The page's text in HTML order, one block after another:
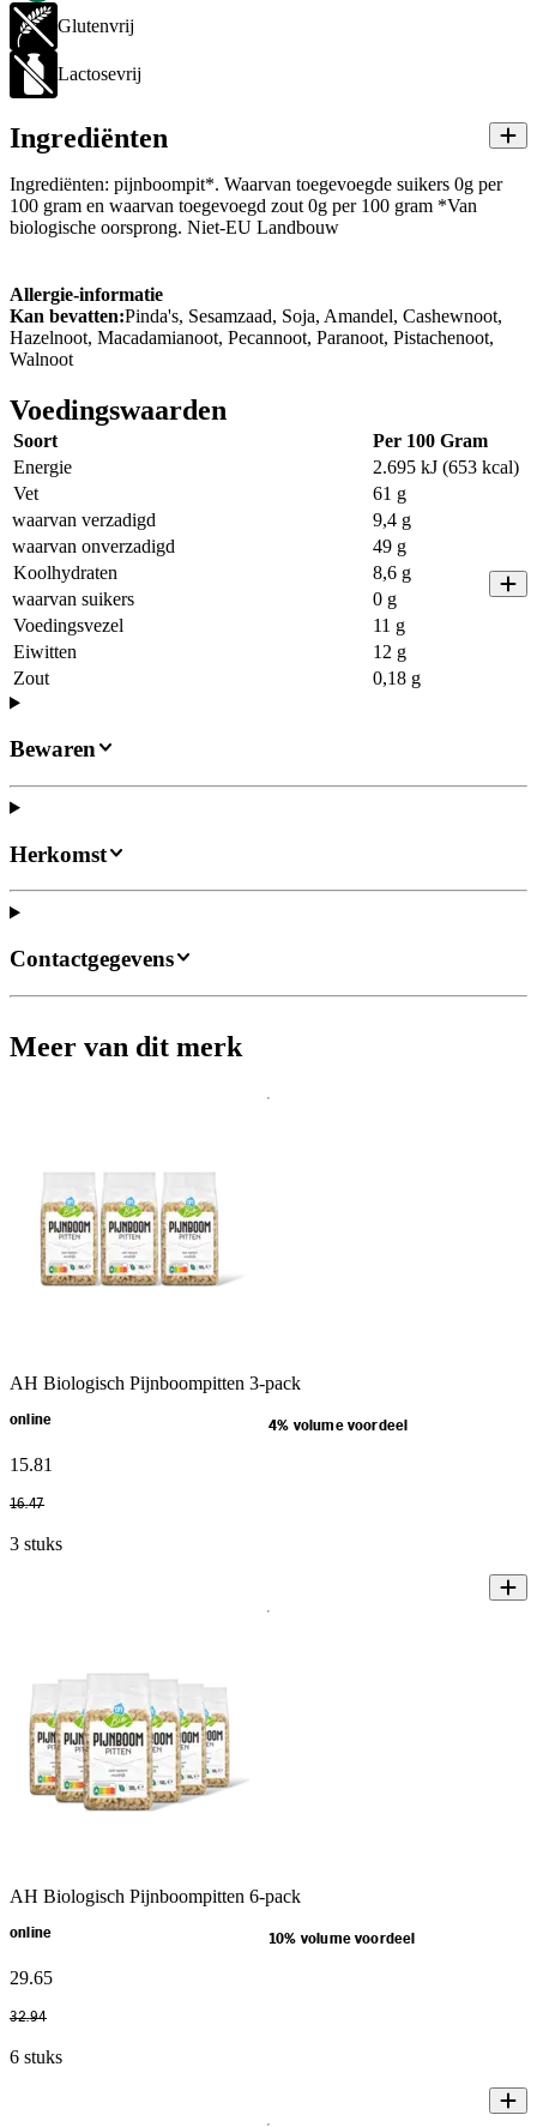
Glutenvrij
Lactosevrij
Ingrediënten
Ingrediënten: pijnboompit*. Waarvan toegevoegde suikers 0g per
100 gram en waarvan toegevoegd zout 0g per 100 gram *Van
biologische oorsprong. Niet-EU Landbouw
Allergie-informatie
Kan bevatten:Pinda's, Sesamzaad, Soja, Amandel, Cashewnoot,
Hazelnoot, Macadamianoot, Pecannoot, Paranoot, Pistachenoot,
Walnoot
Voedingswaarden
Soort
Per 100 Gram
Energie
2.695 kJ (653 kcal)
Vet
61 g
waarvan verzadigd
9,4 g
waarvan onverzadigd
49 g
Koolhydraten
8,6 g
waarvan suikers
0 g
Voedingsvezel
11 g
Eiwitten
12 g
Zout
0,18 g
Bewaren
Herkomst
Contactgegevens
Meer van dit merk
AH Biologisch Pijnboompitten 3-pack
online 4% volume voordeel
15.81
16.47
3 stuks
AH Biologisch Pijnboompitten 6-pack
online 10% volume voordeel
29.65
32.94
6 stuks